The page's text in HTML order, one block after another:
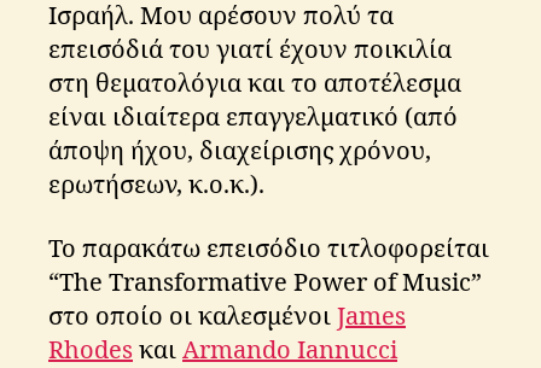
Ισραήλ. Μου αρέσουν πολύ τα
επεισόδιά του γιατί έχουν ποικιλία
στη θεματολόγια και το αποτέλεσμα
είναι ιδιαίτερα επαγγελματικό (από
άποψη ήχου, διαχείρισης χρόνου,
ερωτήσεων, κ.ο.κ.).
Το παρακάτω επεισόδιο τιτλοφορείται
“The Transformative Power of Music”
στο οποίο οι καλεσμένοι James
Rhodes και Armando Iannucci